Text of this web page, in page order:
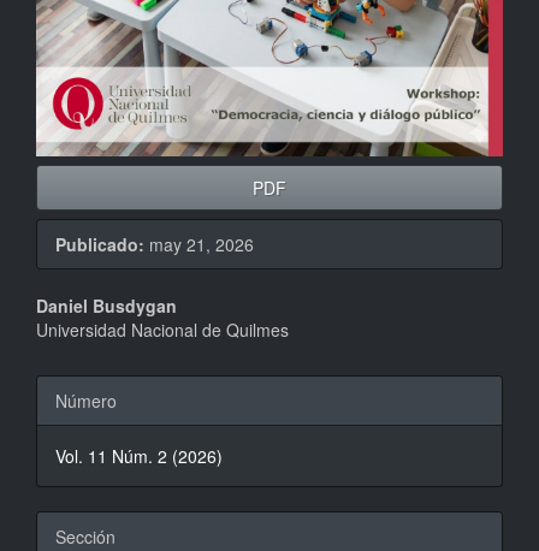
PDF
Publicado: may 21, 2026
Contenido
principal
del
artículo
Daniel Busdygan
Universidad Nacional de Quilmes
Detalles
del
artículo
Número
Vol. 11 Núm. 2 (2026)
Sección